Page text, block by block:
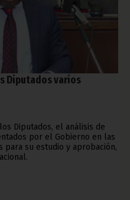
Diputados varios
Diputados, el análisis de
por el Gobierno en las
para su estudio y aprobación,